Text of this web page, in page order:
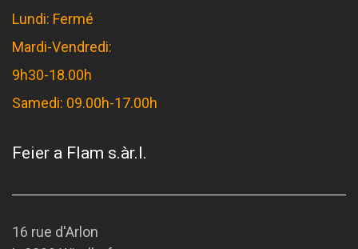
Lundi: Fermé
Mardi-Vendredi:
9h30-18.00h
Samedi: 09.00h-17.00h
Feier a Flam s.àr.l.
16 rue d'Arlon